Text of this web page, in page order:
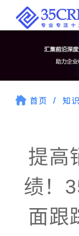
首页 知
提高
绩！
面跟